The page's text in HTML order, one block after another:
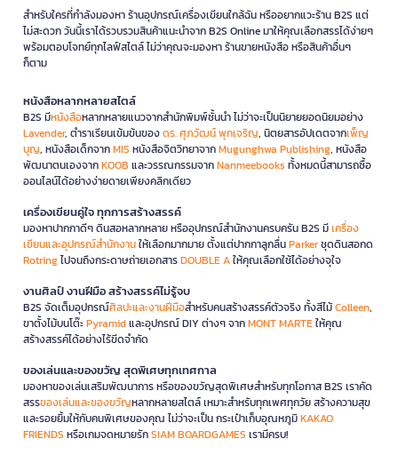
สำหรับใครที่กำลังมองหา ร้านอุปกรณ์เครื่องเขียนใกล้ฉัน หรืออยากแวะร้าน B2S แต่
ไม่สะดวก วันนี้เราได้รวบรวมสินค้าแนะนำจาก B2S Online มาให้คุณเลือกสรรได้ง่ายๆ
พร้อมตอบโจทย์ทุกไลฟ์สไตล์ ไม่ว่าคุณจะมองหา ร้านขายหนังสือ หรือสินค้าอื่นๆ
ก็ตาม
หนังสือหลากหลายสไตล์
B2S มีหนังสือหลากหลายแนวจากสำนักพิมพ์ชั้นนำ ไม่ว่าจะเป็นนิยายยอดนิยมอย่าง
Lavender, ตำราเรียนเข้มข้นของดร. ศุภวัฒน์ พุกเจริญ, นิตยสารอัปเดตจากเพ็ญ
บุญ, หนังสือเด็กจากMIS หนังสือจิตวิทยาจากMugunghwa Publishing, หนังสือ
พัฒนาตนเองจากKOOB และวรรณกรรมจากNanmeebooks ทั้งหมดนี้สามารถซื้อ
ออนไลน์ได้อย่างง่ายดายเพียงคลิกเดียว
เครื่องเขียนคู่ใจ ทุกการสร้างสรรค์
มองหาปากกาดีๆ ดินสอหลากหลาย หรืออุปกรณ์สำนักงานครบครัน B2S มีเครื่อง
เขียนและอุปกรณ์สำนักงานให้เลือกมากมาย ตั้งแต่ปากกาลูกลื่นParkerชุดดินสอกด
Rotringไปจนถึงกระดาษถ่ายเอกสารDOUBLE Aให้คุณเลือกใช้ได้อย่างจุใจ
งานศิลป์ งานฝีมือ สร้างสรรค์ไม่รู้จบ
B2S จัดเต็มอุปกรณ์ศิลปะและงานฝีมือสำหรับคนสร้างสรรค์ตัวจริง ทั้งสีไม้Colleen,
ขาตั้งไม้บนโต๊ะPyramidและอุปกรณ์ DIY ต่างๆ จากMONT MARTEให้คุณ
สร้างสรรค์ได้อย่างไร้ขีดจำกัด
ของเล่นและของขวัญ สุดพิเศษทุกเทศกาล
มองหาของเล่นเสริมพัฒนาการ หรือของขวัญสุดพิเศษสำหรับทุกโอกาส B2S เราคัด
สรรของเล่นและของขวัญหลากหลายสไตล์ เหมาะสำหรับทุกเพศทุกวัย สร้างความสุข
และรอยยิ้มให้กับคนพิเศษของคุณ ไม่ว่าจะเป็น กระเป๋าเก็บอุณหภูมิKAKAO
FRIENDS หรือเกมจดหมายรักSIAM BOARDGAMES เรามีครบ!